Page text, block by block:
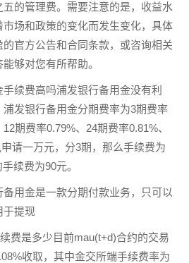
的管理费。需要注意的是，收益水
场和政策的变化而发生变化，具体
官方公告和合同条款，或咨询相关
够对您有所帮助。
续费高吗浦发银行备用金没有利
发银行备用金分期费率为3期费率
期费率0.79%、24期费率0.81%、
请一万元，分3期，那么手续费为
续费为90元。
用金是一款分期付款业务，只可以
于提现
费是多少目前mau(t+d)合约的交易
收取，其中金交所端手续费率为